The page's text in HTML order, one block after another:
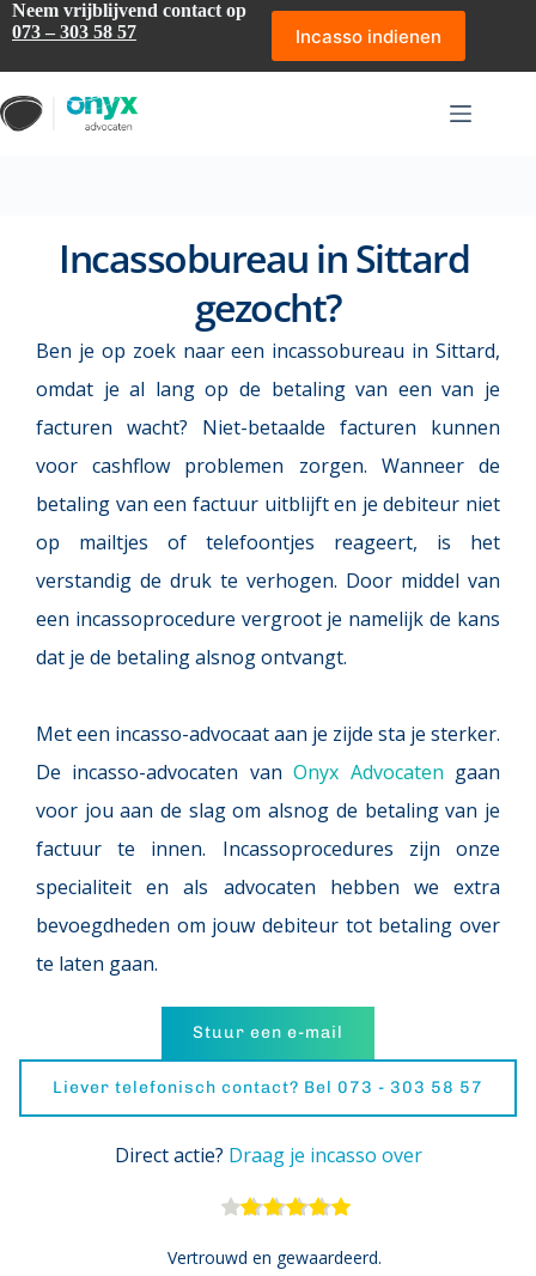
Ga
naar
inhoud
Neem vrijblijvend contact op
073 – 303 58 57
Incasso indienen
Incassobureau in Sittard
gezocht?
Ben je op zoek naar een incassobureau in Sittard,
omdat je al lang op de betaling van een van je
facturen wacht? Niet-betaalde facturen kunnen
voor cashflow problemen zorgen. Wanneer de
betaling van een factuur uitblijft en je debiteur niet
op mailtjes of telefoontjes reageert, is het
verstandig de druk te verhogen. Door middel van
een incassoprocedure vergroot je namelijk de kans
dat je de betaling alsnog ontvangt.
Met een incasso-advocaat aan je zijde sta je sterker.
De incasso-advocaten van Onyx Advocaten gaan
voor jou aan de slag om alsnog de betaling van je
factuur te innen. Incassoprocedures zijn onze
specialiteit en als advocaten hebben we extra
bevoegdheden om jouw debiteur tot betaling over
te laten gaan.
Stuur een e-mail
Liever telefonisch contact? Bel 073 - 303 58 57
Direct actie? Draag je incasso over
Vertrouwd en gewaardeerd.